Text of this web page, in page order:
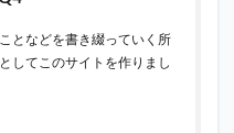
となどを書き綴っていく所
してこのサイトを作りまし